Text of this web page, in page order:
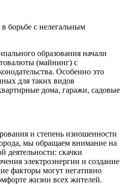
образования начали
(майнинг) с
Особенно это
для таких видов
дома, гаражи, садовые
и степень изношенности
мы обращаем внимание на
деятельности: скачки
электроэнергии и создание
факторы могут негативно
жизни всех жителей.